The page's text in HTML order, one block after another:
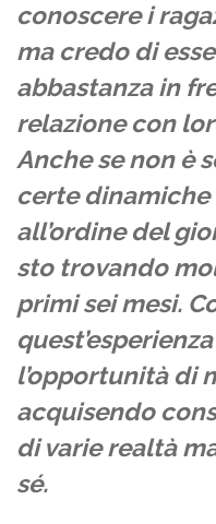
conoscere i
ma credo di
abbastanza in
relazione con
Anche se non è
certe dinamiche
all’ordine del
sto trovando
primi sei mesi.
l’opportunità di
acquisendo
di varie realtà
sé.